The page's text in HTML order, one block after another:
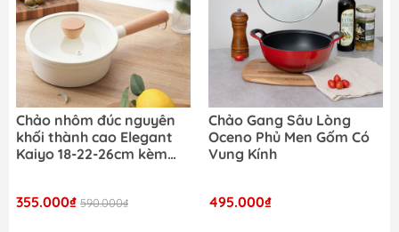
Chảo nhôm đúc nguyên
khối thành cao Elegant
Kaiyo 18-22-26cm kèm
355.000₫ 590.000₫
Chảo Gang Sâu Lòng
Oceno Phủ Men Gốm Có
Vung Kính
495.000₫